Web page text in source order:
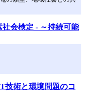
社会検定 - ～持続可能
技術と環境問題のコ